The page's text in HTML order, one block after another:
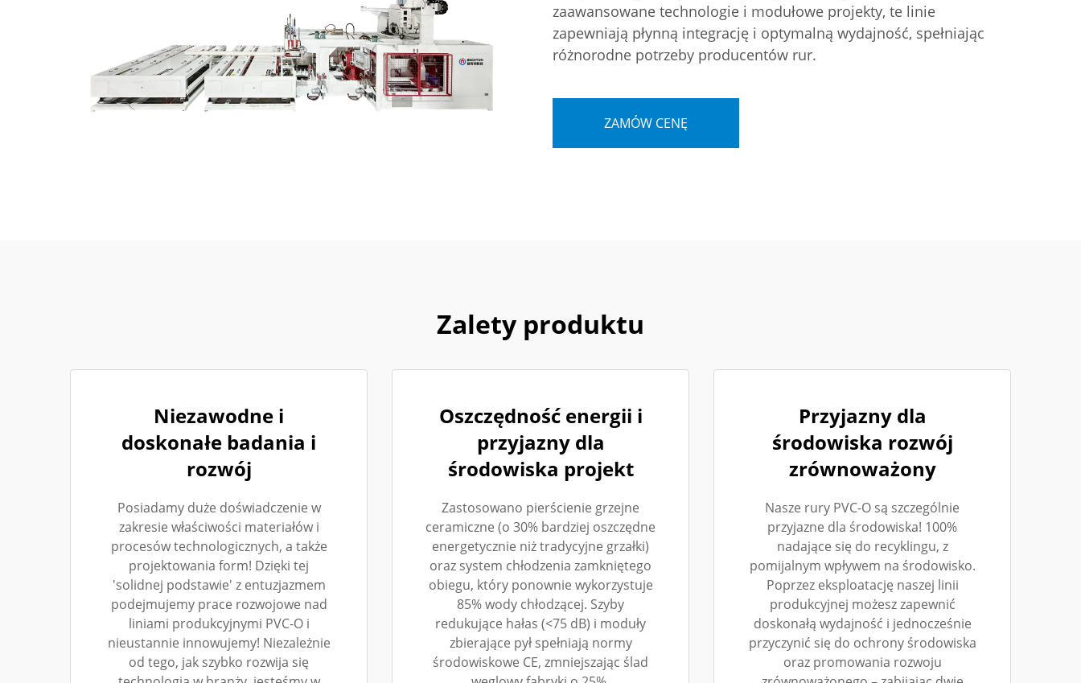
zaawansowane technologie i modułowe projekty, te linie
zapewniają płynną integrację i optymalną wydajność, spełniając
różnorodne potrzeby producentów rur.
ZAMÓW CENĘ
Zalety produktu
Niezawodne i
doskonałe badania i
rozwój
Posiadamy duże doświadczenie w
zakresie właściwości materiałów i
procesów technologicznych, a także
projektowania form! Dzięki tej
'solidnej podstawie' z entuzjazmem
podejmujemy prace rozwojowe nad
liniami produkcyjnymi PVC-O i
nieustannie innowujemy! Niezależnie
od tego, jak szybko rozwija się
Oszczędność energii i
przyjazny dla
środowiska projekt
Zastosowano pierścienie grzejne
ceramiczne (o 30% bardziej oszczędne
energetycznie niż tradycyjne grzałki)
oraz system chłodzenia zamkniętego
obiegu, który ponownie wykorzystuje
85% wody chłodzącej. Szyby
redukujące hałas (<75 dB) i moduły
zbierające pył spełniają normy
środowiskowe CE, zmniejszając ślad
Przyjazny dla
środowiska rozwój
zrównoważony
Nasze rury PVC-O są szczególnie
przyjazne dla środowiska! 100%
nadające się do recyklingu, z
pomijalnym wpływem na środowisko.
Poprzez eksploatację naszej linii
produkcyjnej możesz zapewnić
doskonałą wydajność i jednocześnie
przyczynić się do ochrony środowiska
oraz promowania rozwoju